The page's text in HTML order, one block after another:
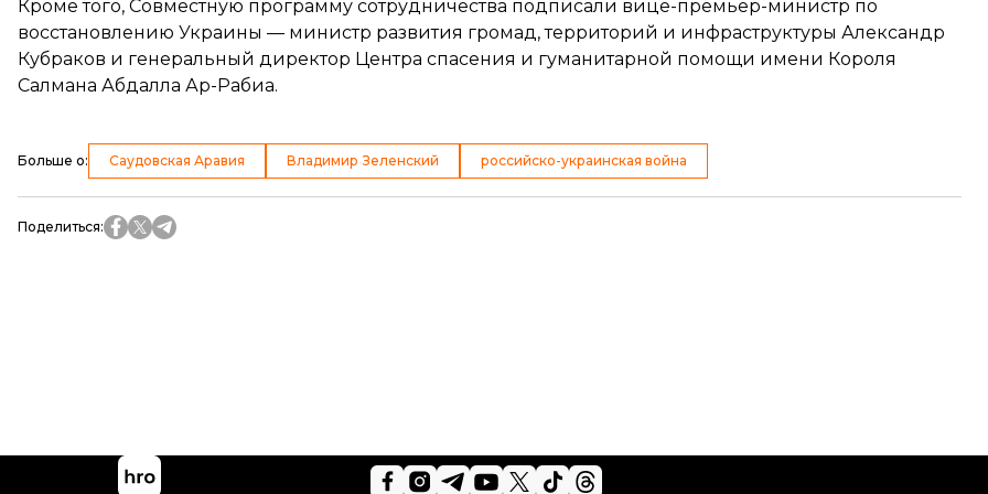
Кроме того, Совместную программу сотрудничества подписали вице-премьер-министр по
восстановлению Украины — министр развития громад, территорий и инфраструктуры Александр
Кубраков и генеральный директор Центра спасения и гуманитарной помощи имени Короля
Салмана Абдалла Ар-Рабиа.
Больше о: Саудовская Аравия Владимир Зеленский российско-украинская война
Поделиться: